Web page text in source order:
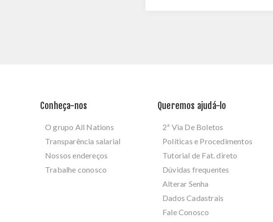
Conheça-nos
O grupo All Nations
Transparência salarial
Nossos endereços
Trabalhe conosco
Queremos ajudá-lo
2ª Via De Boletos
Políticas e Procedimentos
Tutorial de Fat. direto
Dúvidas frequentes
Alterar Senha
Dados Cadastrais
Fale Conosco